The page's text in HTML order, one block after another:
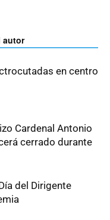
autor
en centro
Cardenal Antonio
cerrado durante
del Dirigente